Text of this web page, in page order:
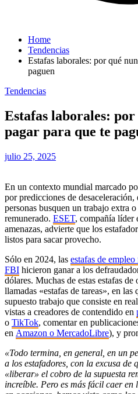
Home
Tendencias
Estafas laborales: por qué
paguen
Tendencias
Estafas laborales: por
pagar para que te
julio 25, 2025
En un contexto mundial marcado
por predicciones de
personas busquen un trabajo extra
remunerado. ESET, compañía líder
amenazas, advierte que los
listos para sacar provecho.
Sólo en 2024, las estafas de
FBI hicieron ganar a los
dólares. Muchas de estas estafas
llamadas «estafas de tareas», en
supuesto trabajo que consiste en
vistas a creadores de contendido en
o TikTok, comentar en
en Amazon o MercadoLibre), y
«Todo termina, en general, en un
a los estafadores, con la excusa de
«liberar» el cobro de la supuesta
increíble. Pero es más fácil caer en